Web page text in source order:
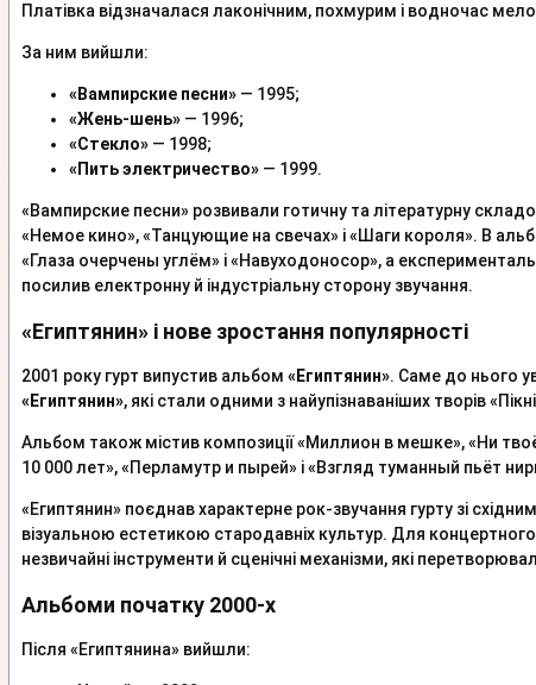
Платівка відзначалася лаконічним, похмурим і водночас
За ним вийшли:
«Вампирские песни» — 1995;
«Жень-шень» — 1996;
«Стекло» — 1998;
«Пить электричество» — 1999.
«Вампирские песни» розвивали готичну та літературну
«Немое кино», «Танцующие на свечах» і «Шаги короля». В
«Глаза очерчены углём» і «Навуходоносор», а
посилив електронну й індустріальну сторону звучання.
«Египтянин» і нове зростання популярності
2001 року гурт випустив альбом «Египтянин». Саме до нього
«Египтянин», які стали одними з найупізнаваніших творів
Альбом також містив композиції «Миллион в мешке», «Ни
10 000 лет», «Перламутр и пырей» і «Взгляд туманный пьёт
«Египтянин» поєднав характерне рок-звучання гурту зі
візуальною естетикою стародавніх культур. Для
незвичайні інструменти й сценічні механізми, які
Альбоми початку 2000-х
Після «Египтянина» вийшли: